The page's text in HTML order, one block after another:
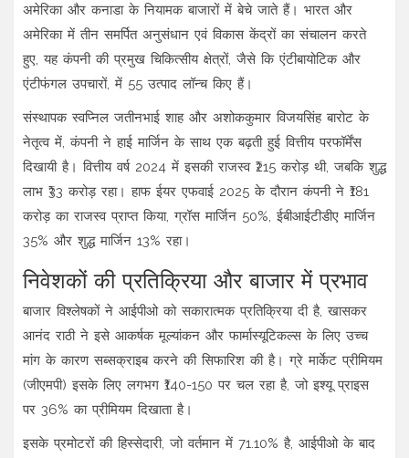
अमेरिका और कनाडा के नियामक बाजारों में बेचे जाते हैं। भारत और
अमेरिका में तीन समर्पित अनुसंधान एवं विकास केंद्रों का संचालन करते
हुए, यह कंपनी की प्रमुख चिकित्सीय क्षेत्रों, जैसे कि एंटीबायोटिक और
एंटीफंगल उपचारों, में 55 उत्पाद लॉन्च किए हैं।
संस्थापक स्वप्निल जतीनभाई शाह और अशोककुमार विजयसिंह बारोट के
नेतृत्व में, कंपनी ने हाई मार्जिन के साथ एक बढ़ती हुई वित्तीय परफॉर्मेंस
दिखायी है। वित्तीय वर्ष 2024 में इसकी राजस्व ₹215 करोड़ थी, जबकि शुद्ध
लाभ ₹33 करोड़ रहा। हाफ ईयर एफवाई 2025 के दौरान कंपनी ने ₹181
करोड़ का राजस्व प्राप्त किया, ग्रॉस मार्जिन 50%, ईबीआईटीडीए मार्जिन
35% और शुद्ध मार्जिन 13% रहा।
निवेशकों की प्रतिक्रिया और बाजार में प्रभाव
बाजार विश्लेषकों ने आईपीओ को सकारात्मक प्रतिक्रिया दी है, खासकर
आनंद राठी ने इसे आकर्षक मूल्यांकन और फार्मास्यूटिकल्स के लिए उच्च
मांग के कारण सब्सक्राइब करने की सिफारिश की है। ग्रे मार्केट प्रीमियम
(जीएमपी) इसके लिए लगभग ₹140-150 पर चल रहा है, जो इश्यू प्राइस
पर 36% का प्रीमियम दिखाता है।
इसके प्रमोटरों की हिस्सेदारी, जो वर्तमान में 71.10% है, आईपीओ के बाद